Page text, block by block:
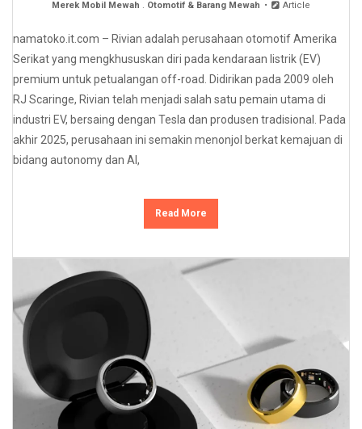
Merek Mobil Mewah . Otomotif & Barang Mewah Article
namatoko.it.com – Rivian adalah perusahaan otomotif Amerika
Serikat yang mengkhususkan diri pada kendaraan listrik (EV)
premium untuk petualangan off-road. Didirikan pada 2009 oleh
RJ Scaringe, Rivian telah menjadi salah satu pemain utama di
industri EV, bersaing dengan Tesla dan produsen tradisional. Pada
akhir 2025, perusahaan ini semakin menonjol berkat kemajuan di
bidang autonomy dan AI,
Read More